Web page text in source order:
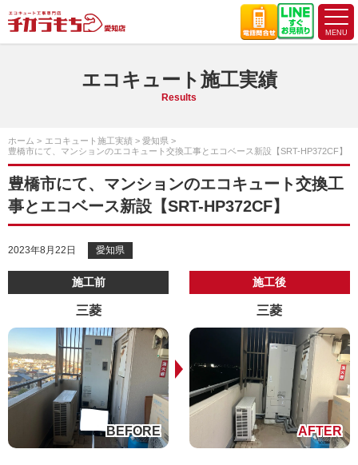
エコキュート施工実績
Results
ホーム エコキュート施工実績
愛知県
豊橋市にて、マンションのエコキュート交換工事とエコベース新設【SRT-HP372CF】
豊橋市にて、マンションのエコキュート交換工
事とエコベース新設【SRT-HP372CF】
2023年8月22日 愛知県
施工前
三菱
施工後
三菱